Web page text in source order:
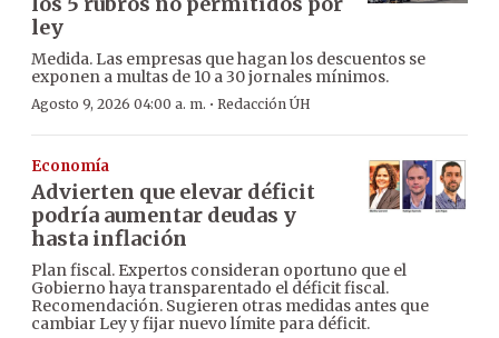
ley
Medida. Las empresas que hagan los descuentos se
exponen a multas de 10 a 30 jornales mínimos.
Agosto 9, 2026 04:00 a. m. · Redacción ÚH
Economía
Advierten que elevar déficit
podría aumentar deudas y
hasta inflación
Plan fiscal. Expertos consideran oportuno que el
Gobierno haya transparentado el déficit fiscal.
Recomendación. Sugieren otras medidas antes que
cambiar Ley y fijar nuevo límite para déficit.